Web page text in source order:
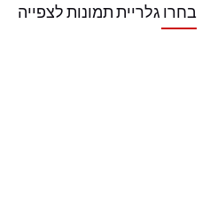
בחרו גלריית תמונות לצפייה